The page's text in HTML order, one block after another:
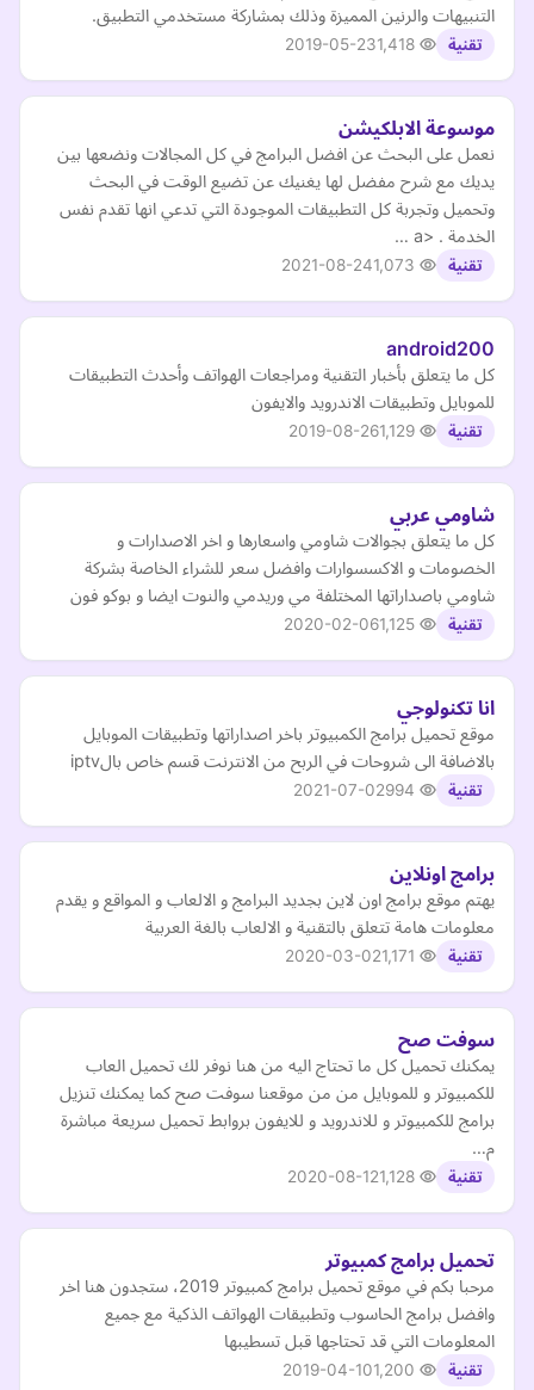
التنبيهات والرنين المميزة وذلك بمشاركة مستخدمي التطبيق.
تقنية 2019-05-23
موسوعة الابلكيشن
نعمل على البحث عن افضل البرامج في كل المجالات ونضعها بين
يديك مع شرح مفضل لها يغنيك عن تضيع الوقت في البحث
وتحميل وتجربة كل التطبيقات الموجودة التي تدعي انها تقدم نفس
الخدمة . <a …
تقنية 2021-08-24
android200
كل ما يتعلق بأخبار التقنية ومراجعات الهواتف وأحدث التطبيقات
للموبايل وتطبيقات الاندرويد والايفون
تقنية 2019-08-26
شاومي عربي
كل ما يتعلق بجوالات شاومي واسعارها و اخر الاصدارات و
الخصومات و الاكسسوارات وافضل سعر للشراء الخاصة بشركة
شاومي باصداراتها المختلفة مي وريدمي والنوت ايضا و بوكو فون
تقنية 2020-02-06
انا تكنولوجي
موقع تحميل برامج الكمبيوتر باخر اصداراتها وتطبيقات الموبايل
بالاضافة الى شروحات في الربح من الانترنت قسم خاص بالiptv
تقنية 2021-07-02
برامج اونلاين
يهتم موقع برامج اون لاين بجديد البرامج و الالعاب و المواقع و يقدم
معلومات هامة تتعلق بالتقنية و الالعاب بالغة العربية
تقنية 2020-03-02
سوفت صح
يمكنك تحميل كل ما تحتاج اليه من هنا نوفر لك تحميل العاب
للكمبيوتر و للموبايل من من موقعنا سوفت صح كما يمكنك تنزيل
برامج للكمبيوتر و للاندرويد و للايفون بروابط تحميل سريعة مباشرة
م…
تقنية 2020-08-12
تحميل برامج كمبيوتر
مرحبا بكم في موقع تحميل برامج كمبيوتر 2019، ستجدون هنا اخر
وافضل برامج الحاسوب وتطبيقات الهواتف الذكية مع جميع
المعلومات التي قد تحتاجها قبل تسطيبها
تقنية 2019-04-10